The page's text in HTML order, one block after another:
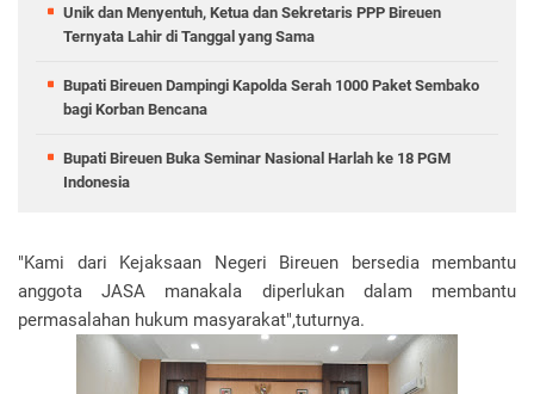
Unik dan Menyentuh, Ketua dan Sekretaris PPP Bireuen
Ternyata Lahir di Tanggal yang Sama
Bupati Bireuen Dampingi Kapolda Serah 1000 Paket Sembako
bagi Korban Bencana
Bupati Bireuen Buka Seminar Nasional Harlah ke 18 PGM
Indonesia
"Kami dari Kejaksaan Negeri Bireuen bersedia membantu
anggota JASA manakala diperlukan dalam membantu
permasalahan hukum masyarakat",tuturnya.